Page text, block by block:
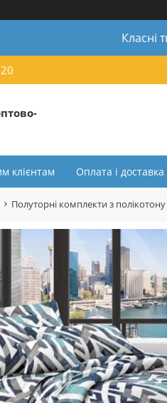
Класні
клієнтам Оплата і доставка
Полуторні комплекти з полікотону